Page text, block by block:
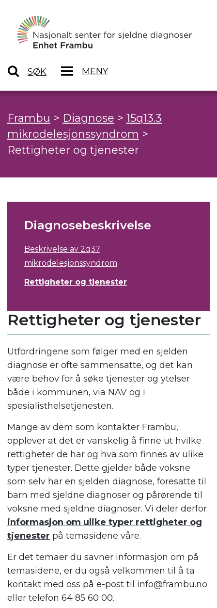
SØK MENY
Frambu > Diagnose > 15q13.3
mikrodelesjonssyndrom >
Rettigheter og tjenester
Diagnosebeskrivelse
Beskrivelse av 2q37
mikrodelesjonssyndrom
Rettigheter og tjenester
Rettigheter og tjenester
Utfordringene som følger med en sjelden
diagnose er ofte sammensatte, og det kan
være behov for å søke tjenester og ytelser
både i kommunen, via NAV og i
spesialisthelsetjenesten.
Mange av dem som kontakter Frambu,
opplever at det er vanskelig å finne ut hvilke
rettigheter de har og hva som finnes av ulike
typer tjenester. Dette gjelder både voksne
som selv har en sjelden diagnose, foresatte til
barn med sjeldne diagnoser og pårørende til
voksne med sjeldne diagnoser. Vi deler derfor
informasjon om ulike typer rettigheter og
tjenester på temasidene våre.
Er det temaer du savner informasjon om på
temasidene, er du også velkommen til å ta
kontakt med oss på e-post til info@frambu.no
eller telefon 64 85 60 00.